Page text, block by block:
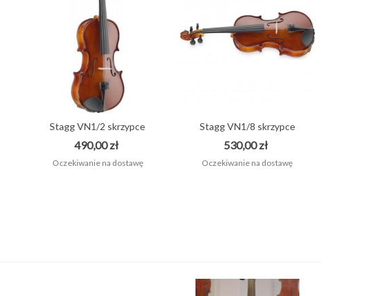
Stagg VN1/2 skrzypce
klasyczne...
490,00 zł
Oczekiwanie na dostawę
Stagg VN1/8 skrzypce
klasyczne...
530,00 zł
Oczekiwanie na dostawę